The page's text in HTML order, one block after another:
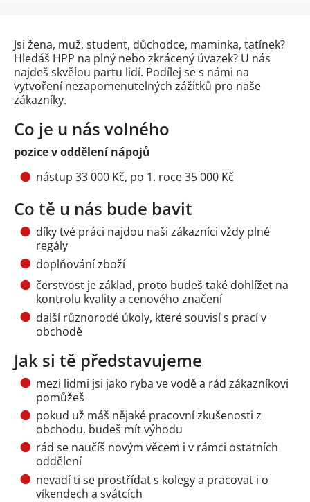
Jsi žena, muž, student, důchodce, maminka, tatínek?
Hledáš HPP na plný nebo zkrácený úvazek? U nás
najdeš skvělou partu lidí. Podílej se s námi na
vytvoření nezapomenutelných zážitků pro naše
zákazníky.
Co je u nás volného
pozice v oddělení nápojů
nástup 33 000 Kč, po 1. roce 35 000 Kč
Co tě u nás bude bavit
díky tvé práci najdou naši zákazníci vždy plné
regály
doplňování zboží
čerstvost je základ, proto budeš také dohlížet na
kontrolu kvality a cenového značení
další různorodé úkoly, které souvisí s prací v
obchodě
Jak si tě představujeme
mezi lidmi jsi jako ryba ve vodě a rád zákazníkovi
pomůžeš
pokud už máš nějaké pracovní zkušenosti z
obchodu, budeš mít výhodu
rád se naučíš novým věcem i v rámci ostatních
oddělení
nevadí ti se prostřídat s kolegy a pracovat i o
víkendech a svátcích